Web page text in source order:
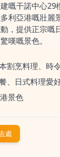
嘅干諾中心29
利亞港嘅壯麗
，提供正宗嘅
嘆嘅景色。
割烹料理、時
、日式料理愛
景色
處